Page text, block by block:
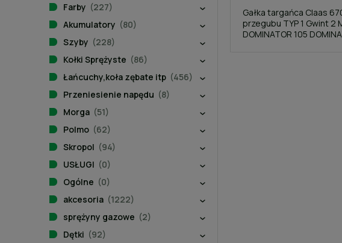
Farby (227)
Akumulatory (80)
Szyby (228)
Kołki Sprężyste (86)
Łańcuchy,koła zębate itp (456)
Przeniesienie napędu (8)
Morga (51)
Polmo (62)
Skropol (94)
USŁUGI (0)
Ogólne (0)
akcesoria (1222)
sprężyny gazowe (2)
Dętki (92)
Gałka targańca Claas
przegubu TYP 1 Gwint 2
DOMINATOR 105